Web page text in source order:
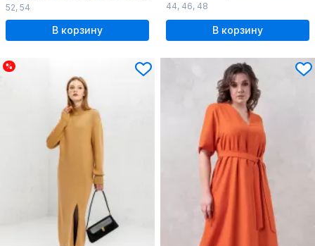
52, 54
В корзину
44, 46, 48
В корзину
%